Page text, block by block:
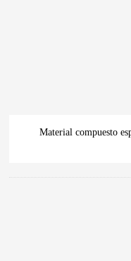
Material compuesto